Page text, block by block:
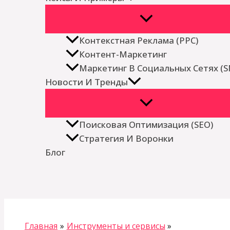
Контекстная Реклама (PPC)
Контент-Маркетинг
Маркетинг В Социальных Сетях
Новости И Тренды
Поисковая Оптимизация (SEO)
Стратегия И Воронки
Блог
Главная Инструменты и сервисы